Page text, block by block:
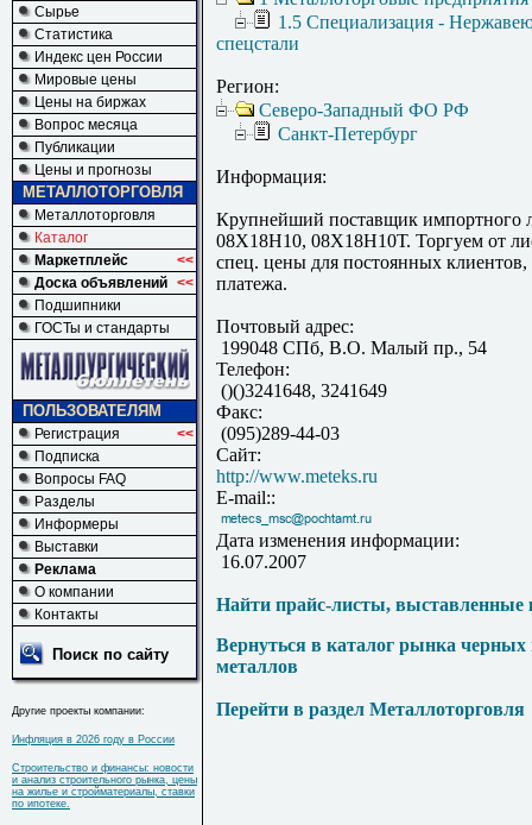
Сырье
Статистика
Индекс цен России
Мировые цены
Цены на биржах
Вопрос месяца
Публикации
Цены и прогнозы
МЕТАЛЛОТОРГОВЛЯ
Металлоторговля
Каталог
Маркетплейс
<<
Доска объявлений <<
Подшипники
ГОСТы и стандарты
ПОЛЬЗОВАТЕЛЯМ
Регистрация
<<
Подписка
Вопросы FAQ
Разделы
Информеры
Выставки
Реклама
О компании
Контакты
Поиск по сайту
Другие проекты компании:
Инфляция в 2026 году в России
Строительство и финансы: новости
и анализ строительного рынка, цены
на жилье и стройматериалы, ставки
по ипотеке.
1.5 Специализация -
спецстали
Регион:
Северо-Западный ФО РФ
Санкт-Петербург
Информация:
Крупнейший поставщик импортного
08Х18Н10, 08Х18Н10Т. Торгуем от
спец. цены для постоянных клиентов,
платежа.
Почтовый адрес:
199048 СПб, В.О. Малый пр., 54
Телефон:
()()3241648, 3241649
Факс:
(095)289-44-03
Сайт:
http://www.meteks.ru
E-mail::
Дата изменения информации:
16.07.2007
Найти прайс-листы, выставленные
Вернуться в каталог рынка
металлов
Перейти в раздел Металлоторговля